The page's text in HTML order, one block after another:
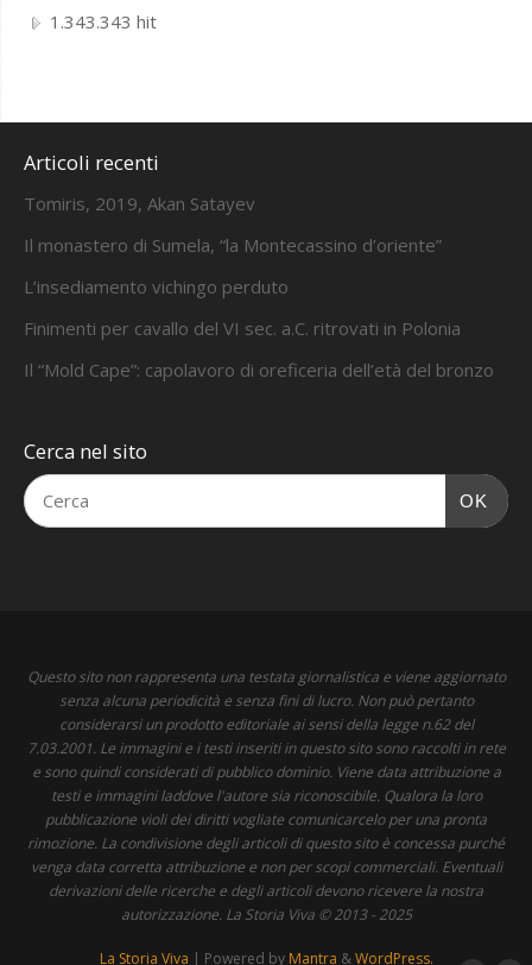
1.343.343 hit
Articoli recenti
Tomiris, 2019, Akan Satayev
Il monastero di Sumela, “la Montecassino d’oriente”
L’insediamento vichingo perduto
Finimenti per cavallo del VI sec. a.C. ritrovati in Polonia
Il “Mold Cape”: capolavoro di oreficeria dell’età del bronzo
Cerca nel sito
OK
Questo sito non rappresenta una testata giornalistica e viene aggiornato
senza alcuna periodicità e senza fini di lucro. Non può pertanto
considerarsi un prodotto editoriale ai sensi della legge n.62 del
7.03.2001. Le immagini e i testi inseriti in questo sito sono raccolti in rete
e sono quindi considerati di pubblico dominio. Viene data attribuzione a
testi e immagini laddove l'autore sia riconoscibile. Qualora la loro
pubblicazione violi dei diritti vogliate comunicarcelo per una pronta
rimozione. La condivisione degli articoli di questo sito è concessa purché
venga data corretta attribuzione e non per scopi commerciali. Eventuali
derivazioni delle ricerche e degli articoli devono ricevere la nostra
autorizzazione. La Storia Viva © 2013 - 2025
La Storia Viva | Powered by Mantra &WordPress.